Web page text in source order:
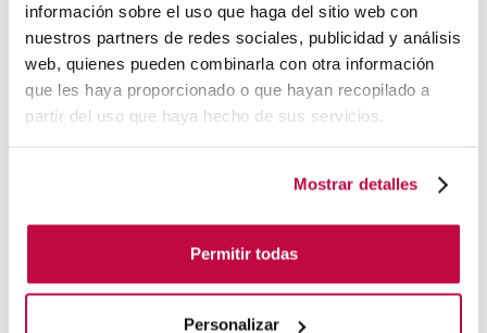
información sobre el uso que haga del sitio web con
nuestros partners de redes sociales, publicidad y análisis
web, quienes pueden combinarla con otra información
que les haya proporcionado o que hayan recopilado a
partir del uso que haya hecho de sus servicios.
Mostrar detalles
Permitir todas
Personalizar
público objetivo y la optimización de las estrategias de
marketing, las empresas pueden mejorar
significativamente su ROI y obtener un mayor éxito en
el mercado.
¡No dudes en contactarnos para hablarnos
sobre tu proyecto!